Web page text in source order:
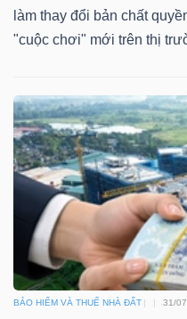
làm thay đổi bản chất
"cuộc chơi" mới trên thị
BẢO HIỂM VÀ THUẾ NHÀ ĐẤT 31/